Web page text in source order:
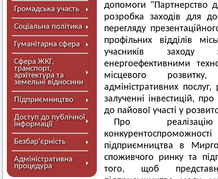
Громадська участь
Соціальна політика
Гуманітарна сфера
Сфера ЖКГ,
транспорт,
архітектура та
земельні відносини
Підприємництво
Доступ до публічної
інформації
Безбар’єрність
Адміністративна
процедура
допомоги "Партнерство
розробка заходів для
перегляду
профільних відділів
учасників заходу
енергоефективними
місцевого
адміністративних
залученні інвестицій,
до пайової участі у
Про
підприємництва в
споживчого ринку та
того, щоб